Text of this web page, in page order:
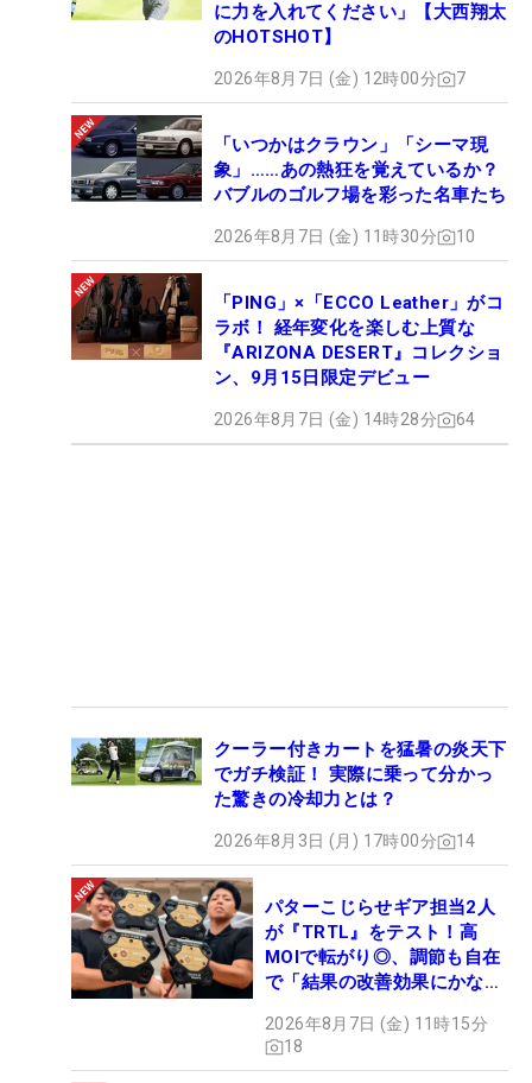
に力を入れてください」【大西翔太
のHOTSHOT】
2026年8月7日 (金) 12時00分 7
「いつかはクラウン」「シーマ現
象」……あの熱狂を覚えているか？
バブルのゴルフ場を彩った名車たち
2026年8月7日 (金) 11時30分 10
「PING」×「ECCO Leather」がコ
ラボ！ 経年変化を楽しむ上質な
『ARIZONA DESERT』コレクショ
ン、9月15日限定デビュー
2026年8月7日 (金) 14時28分 64
クーラー付きカートを猛暑の炎天下
でガチ検証！ 実際に乗って分かっ
た驚きの冷却力とは？
2026年8月3日 (月) 17時00分 14
パターこじらせギア担当2人
が『TRTL』をテスト！高
MOIで転がり◎、調節も自在
で「結果の改善効果にかなり
2026年8月7日 (金) 11時15分
18